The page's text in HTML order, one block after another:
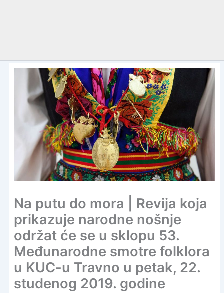
Na putu do mora | Revija koja
prikazuje narodne nošnje
održat će se u sklopu 53.
Međunarodne smotre folklora
u KUC-u Travno u petak, 22.
studenog 2019. godine